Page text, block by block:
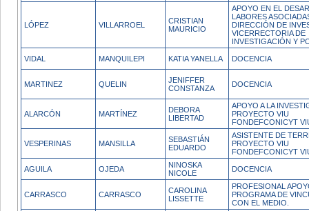
LÓPEZ VILLARROEL
CRISTIAN
MAURICIO
APOYO EN EL
LABORES
DIRECCIÓN DE
VICERRECTORIA DE
INVESTIGACIÓN Y
VIDAL MANQUILEPI KATIA YANELLA DOCENCIA
MARTINEZ QUELIN
JENIFFER
CONSTANZA
DOCENCIA
ALARCÓN MARTÍNEZ
DEBORA
LIBERTAD
APOYO A LA
PROYECTO VIU
FONDEFCONICYT
VESPERINAS MANSILLA
SEBASTIÁN
EDUARDO
ASISTENTE DE
PROYECTO VIU
FONDEFCONICYT
AGUILA OJEDA
NINOSKA
NICOLE
DOCENCIA
CARRASCO CARRASCO
CAROLINA
LISSETTE
PROFESIONAL
PROGRAMA DE
CON EL MEDIO.